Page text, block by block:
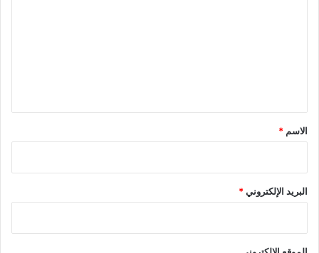
*
الاسم *
البريد الإلكتروني*